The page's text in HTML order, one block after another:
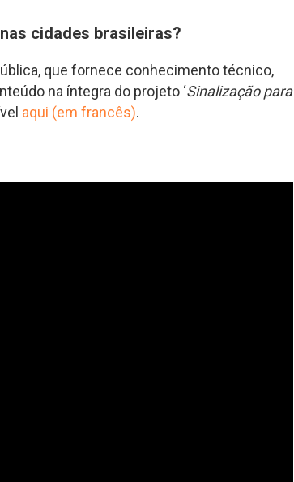
cidades brasileiras?
que fornece conhecimento técnico,
na íntegra do projeto ‘Sinalização para
aqui (em francês).